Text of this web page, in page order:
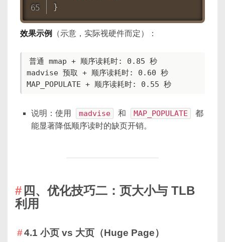
}
效果示例 （示意，实际视硬件而定）：
普通 mmap + 顺序读耗时: 0.85 秒
madvise 预取 + 顺序读耗时: 0.60 秒
MAP_POPULATE + 顺序读耗时: 0.55 秒
说明：使用 madvise 和 MAP_POPULATE
都
能显著降低顺序读时的缺页开销。
四、优化技巧二：页大小与 TLB
利用
4.1 小页 vs 大页（Huge Page）